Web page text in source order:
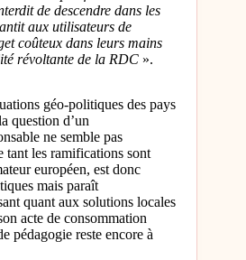
de descendre dans les
aux utilisateurs de
coûteux dans leurs mains
révoltante de la RDC ».
géo-politiques des pays
question d’un
ne semble pas
tant les ramifications sont
européen, est donc
mais paraît
quant aux solutions locales
acte de consommation
pédagogie reste encore à